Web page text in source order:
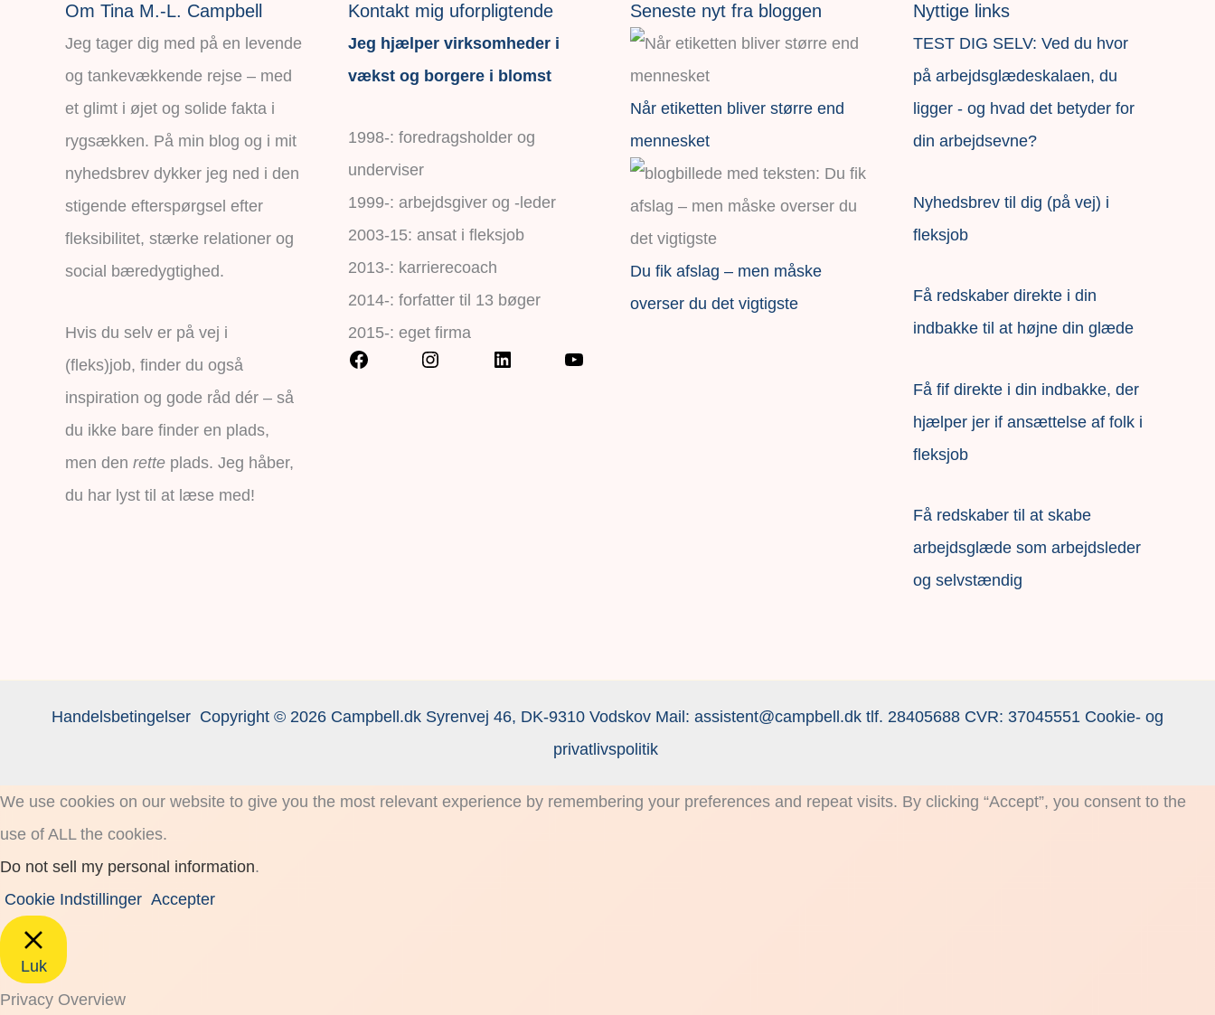
Om Tina M.-L. Campbell
Jeg tager dig med på en levende
og tankevækkende rejse – med
et glimt i øjet og solide fakta i
rygsækken. På min blog og i mit
nyhedsbrev dykker jeg ned i den
stigende efterspørgsel efter
fleksibilitet, stærke relationer og
social bæredygtighed.
Hvis du selv er på vej i
(fleks)job, finder du også
inspiration og gode råd dér – så
du ikke bare finder en plads,
men den rette plads. Jeg håber,
du har lyst til at læse med!
Kontakt mig uforpligtende
Jeg hjælper virksomheder i
vækst og borgere i blomst
1998-: foredragsholder og
underviser
1999-: arbejdsgiver og -leder
2003-15: ansat i fleksjob
2013-: karrierecoach
2014-: forfatter til 13 bøger
2015-: eget firma
Seneste nyt fra bloggen
Når etiketten bliver større end
mennesket
Du fik afslag – men måske
overser du det vigtigste
Nyttige links
TEST DIG SELV: Ved du hvor
på arbejdsglædeskalaen, du
ligger - og hvad det betyder for
din arbejdsevne?
Nyhedsbrev til dig (på vej) i
fleksjob
Få redskaber direkte i din
indbakke til at højne din glæde
Få fif direkte i din indbakke, der
hjælper jer if ansættelse af folk i
fleksjob
Få redskaber til at skabe
arbejdsglæde som arbejdsleder
og selvstændig
Handelsbetingelser Copyright © 2026 Campbell.dk Syrenvej 46, DK-9310 Vodskov Mail: assistent@campbell.dk tlf. 28405688 CVR: 37045551 Cookie- og
privatlivspolitik
We use cookies on our website to give you the most relevant experience by remembering your preferences and repeat visits. By clicking “Accept”, you consent to the
use of ALL the cookies.
Do not sell my personal information.
Cookie Indstillinger Accepter
Luk
Privacy Overview